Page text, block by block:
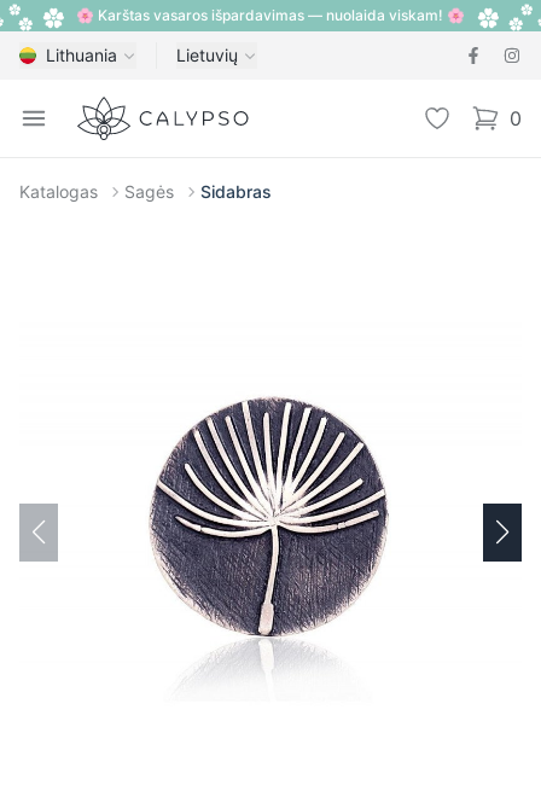
🌸 Karštas vasaros išpardavimas — nuolaida viskam! 🌸
Lithuania Lietuvių
Open menu
Calypso 0
items
Katalogas Sagės Sidabras